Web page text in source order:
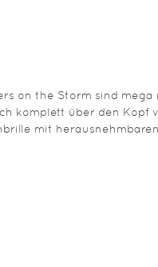
on the Storm sind mega
komplett über den Kopf
mit